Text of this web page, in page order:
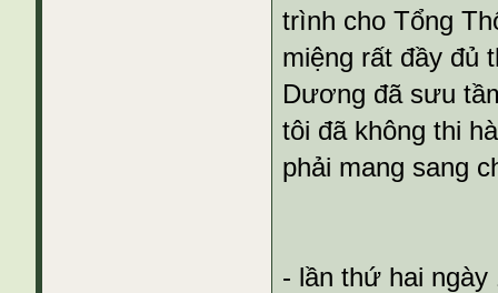
trình cho Tổng
miệng rất đầy đủ
Dương đã sưu
tôi đã không thi
phải mang sang
- lần thứ hai